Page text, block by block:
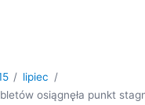
lipiec
osiągnęła punkt